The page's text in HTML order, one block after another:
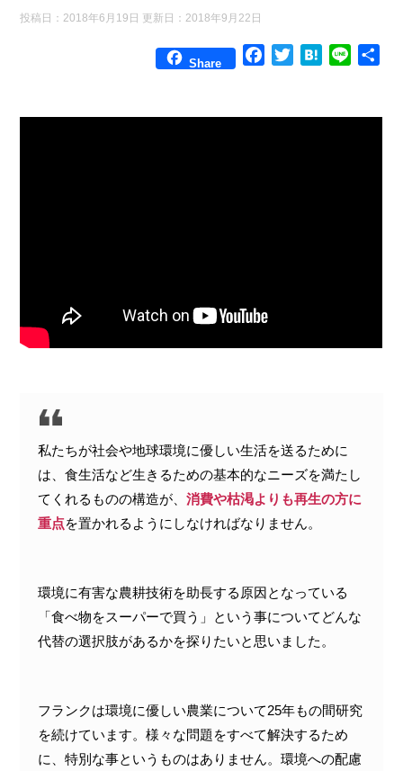
投稿日：2018年6月19日 更新日：2018年9月22日
Share
e
t
H
e
e
私たちが社会や地球環境に優しい生活を送るために
は、食生活など生きるための基本的なニーズを満たし
てくれるものの構造が、消費や枯渇よりも再生の方に
重点を置かれるようにしなければなりません。
環境に有害な農耕技術を助長する原因となっている
「食べ物をスーパーで買う」という事についてどんな
代替の選択肢があるかを探りたいと思いました。
フランクは環境に優しい農業について25年もの間研究
を続けています。様々な問題をすべて解決するため
に、特別な事というものはありません。環境への配慮